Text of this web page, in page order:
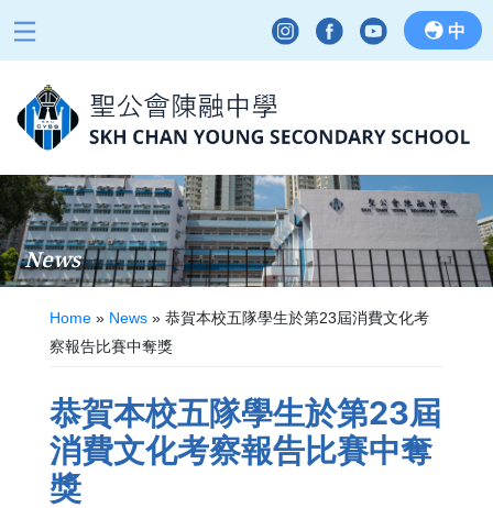
中
News
Home » News » 恭賀本校五隊學生於第23屆消費文化考
察報告比賽中奪獎
恭賀本校五隊學生於第23屆
消費文化考察報告比賽中奪
獎